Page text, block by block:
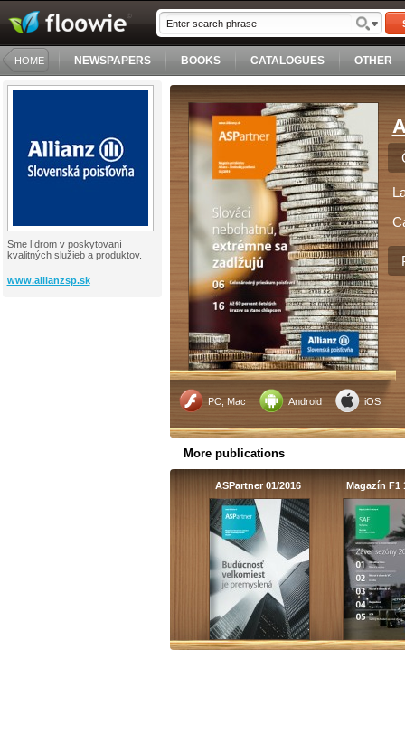
HOME NEWSPAPERS BOOKS CATALOGUES OTHER
Sme lídrom v poskytovaní
kvalitných služieb a produktov.
www.allianzsp.sk
PC, Mac Android iOS
More publications
ASPartner 01/2016 Magazín F1